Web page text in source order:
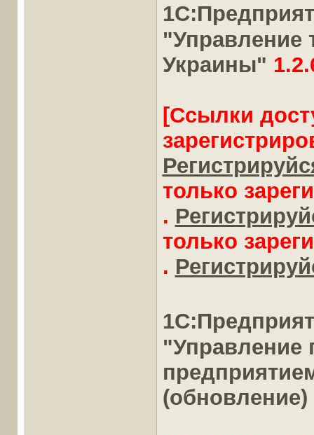
"Управление
Украины"
[Ссылки
только
.
только
.
"Управление